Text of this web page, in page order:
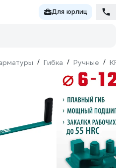
Для юрлиц
/ Гибка / Ручные /